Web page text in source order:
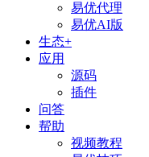
易优代理
易优AI版
生态+
应用
源码
插件
问答
帮助
视频教程